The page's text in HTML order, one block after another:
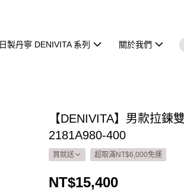
日製丹寧 DENIVITA 系列 關於我們
【DENIVITA】男款拉鍊
2181A980-400
買就送 超取滿NT$6,000免運
NT$15,400